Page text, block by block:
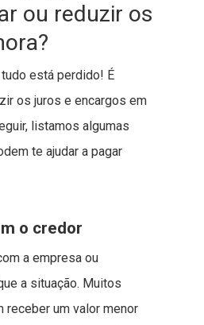
ou reduzir os
está perdido! É
os juros e encargos em
listamos algumas
te ajudar a pagar
o credor
a empresa ou
a situação. Muitos
receber um valor menor